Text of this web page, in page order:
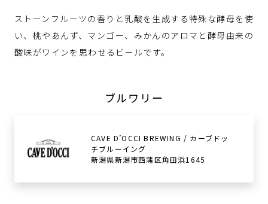
ストーンフルーツの香りと乳酸を生成する特殊な酵母を使
い、桃やあんず、マンゴー、みかんのアロマと酵母由来の
酸味がワインを思わせるビールです。
ブルワリー
CAVE D’OCCI BREWING / カーブドッ
チブルーイング
新潟県新潟市西蒲区角田浜1645